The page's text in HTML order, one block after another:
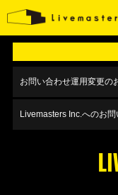
お問い合わせ運用変更の
Livemasters Inc.へのお